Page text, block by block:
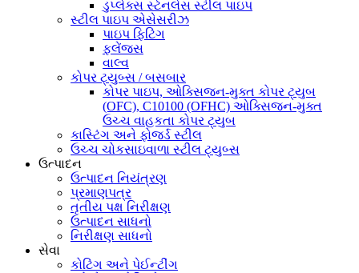
ડુપ્લેક્સ સ્ટેનલેસ સ્ટીલ પાઇપ
સ્ટીલ પાઇપ એસેસરીઝ
પાઇપ ફિટિંગ
ફ્લેંજ્સ
વાલ્વ
કોપર ટ્યુબ્સ / બસબાર
કોપર પાઇપ, ઓક્સિજન-મુક્ત કોપર ટ્યુબ
(OFC), C10100 (OFHC) ઓક્સિજન-મુક્ત
ઉચ્ચ વાહકતા કોપર ટ્યુબ
કાસ્ટિંગ અને ફોર્જ્ડ સ્ટીલ
ઉચ્ચ ચોકસાઇવાળા સ્ટીલ ટ્યુબ્સ
ઉત્પાદન
ઉત્પાદન નિયંત્રણ
પ્રમાણપત્ર
તૃતીય પક્ષ નિરીક્ષણ
ઉત્પાદન સાધનો
નિરીક્ષણ સાધનો
સેવા
કોટિંગ અને પેઈન્ટીંગ